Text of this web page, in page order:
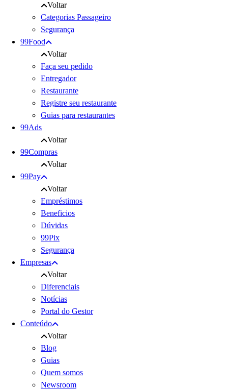
Voltar
Categorias Passageiro
Segurança
99Food
Voltar
Faça seu pedido
Entregador
Restaurante
Registre seu restaurante
Guias para restaurantes
99Ads
Voltar
99Compras
Voltar
99Pay
Voltar
Empréstimos
Beneficios
Dúvidas
99Pix
Segurança
Empresas
Voltar
Diferenciais
Notícias
Portal do Gestor
Conteúdo
Voltar
Blog
Guias
Quem somos
Newsroom